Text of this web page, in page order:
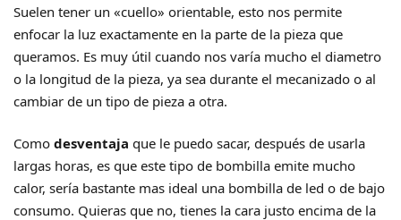
Suelen tener un «cuello» orientable, esto nos permite
enfocar la luz exactamente en la parte de la pieza que
queramos. Es muy útil cuando nos varía mucho el diametro
o la longitud de la pieza, ya sea durante el mecanizado o al
cambiar de un tipo de pieza a otra.
Como desventaja que le puedo sacar, después de usarla
largas horas, es que este tipo de bombilla emite mucho
calor, sería bastante mas ideal una bombilla de led o de bajo
consumo. Quieras que no, tienes la cara justo encima de la